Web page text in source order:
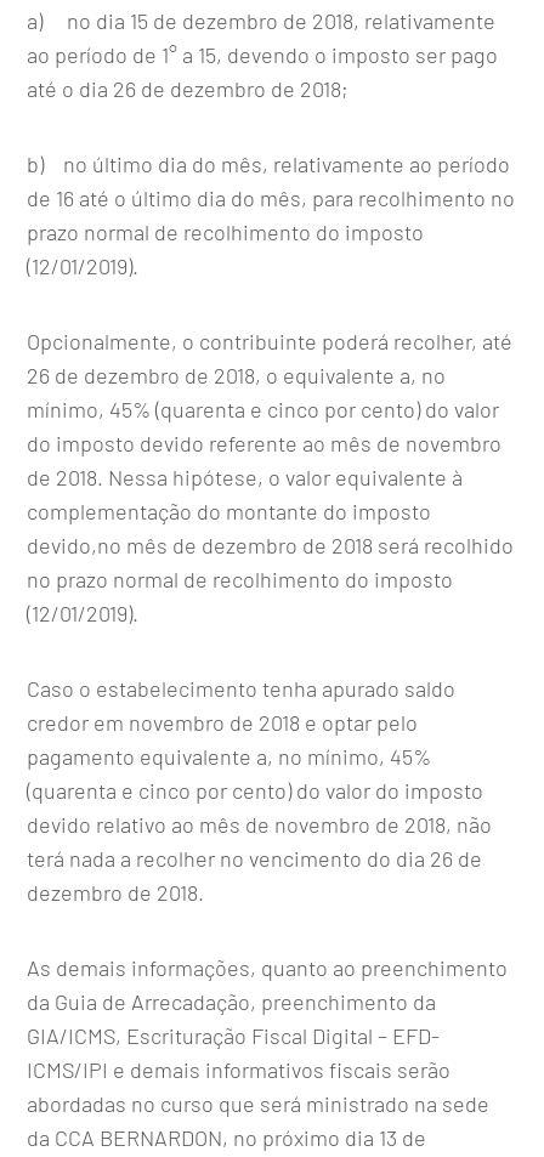
a) no dia 15 de dezembro de 2018, relativamente
ao período de 1° a 15, devendo o imposto ser pago
até o dia 26 de dezembro de 2018;
b) no último dia do mês, relativamente ao período
de 16 até o último dia do mês, para recolhimento no
prazo normal de recolhimento do imposto
(12/01/2019).
Opcionalmente, o contribuinte poderá recolher, até
26 de dezembro de 2018, o equivalente a, no
mínimo, 45% (quarenta e cinco por cento) do valor
do imposto devido referente ao mês de novembro
de 2018. Nessa hipótese, o valor equivalente à
complementação do montante do imposto
devido,no mês de dezembro de 2018 será recolhido
no prazo normal de recolhimento do imposto
(12/01/2019).
Caso o estabelecimento tenha apurado saldo
credor em novembro de 2018 e optar pelo
pagamento equivalente a, no mínimo, 45%
(quarenta e cinco por cento) do valor do imposto
devido relativo ao mês de novembro de 2018, não
terá nada a recolher no vencimento do dia 26 de
dezembro de 2018.
As demais informações, quanto ao preenchimento
da Guia de Arrecadação, preenchimento da
GIA/ICMS, Escrituração Fiscal Digital – EFD-
ICMS/IPI e demais informativos fiscais serão
abordadas no curso que será ministrado na sede
da CCA BERNARDON, no próximo dia 13 de